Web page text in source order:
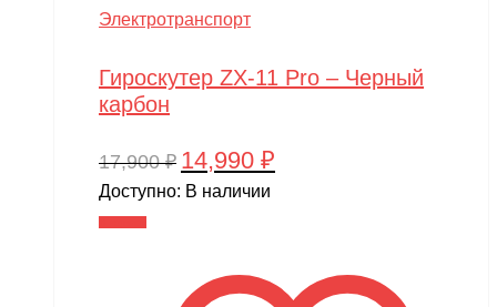
Электротранспорт
Гироскутер ZX-11 Pro – Черный
карбон
17,900₽ Первоначальная
цена
14,990 ₽
Доступно: В наличии